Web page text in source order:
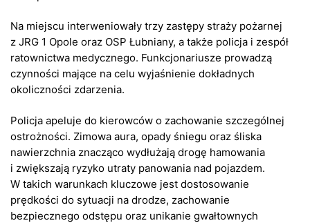
Na miejscu interweniowały trzy zastępy straży pożarnej
z JRG 1 Opole oraz OSP Łubniany, a także policja i zespół
ratownictwa medycznego. Funkcjonariusze prowadzą
czynności mające na celu wyjaśnienie dokładnych
okoliczności zdarzenia.
Policja apeluje do kierowców o zachowanie szczególnej
ostrożności. Zimowa aura, opady śniegu oraz śliska
nawierzchnia znacząco wydłużają drogę hamowania
i zwiększają ryzyko utraty panowania nad pojazdem.
W takich warunkach kluczowe jest dostosowanie
prędkości do sytuacji na drodze, zachowanie
bezpiecznego odstępu oraz unikanie gwałtownych